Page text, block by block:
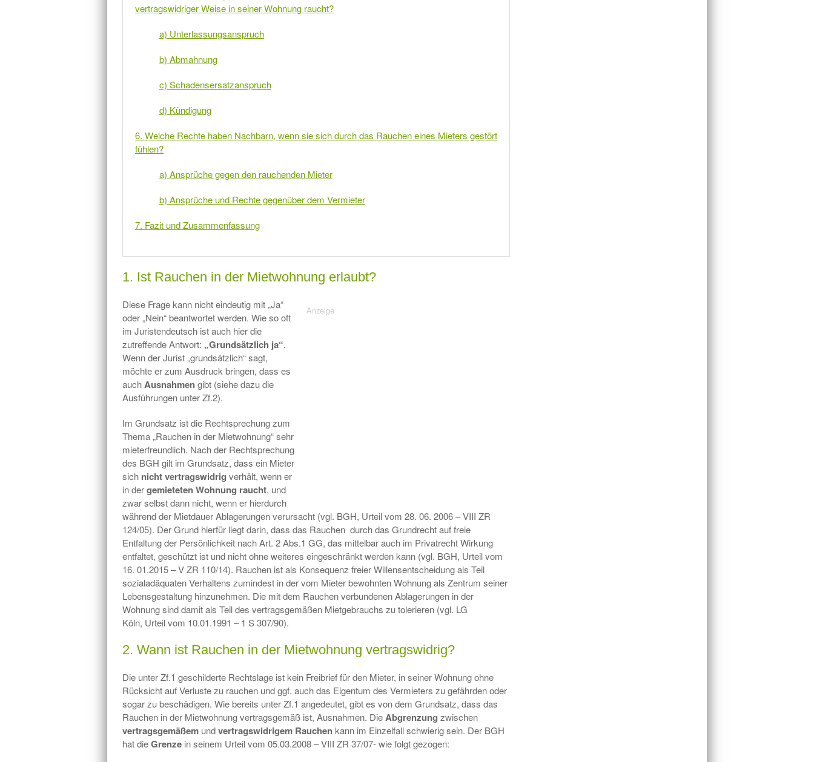
vertragswidriger Weise in seiner Wohnung raucht?
a) Unterlassungsanspruch
b) Abmahnung
c) Schadensersatzanspruch
d) Kündigung
6. Welche Rechte haben Nachbarn, wenn sie sich durch das Rauchen eines Mieters gestört
fühlen?
a) Ansprüche gegen den rauchenden Mieter
b) Ansprüche und Rechte gegenüber dem Vermieter
7. Fazit und Zusammenfassung
1. Ist Rauchen in der Mietwohnung erlaubt?
Diese Frage kann nicht eindeutig mit „Ja“
oder „Nein“ beantwortet werden. Wie so oft
im Juristendeutsch ist auch hier die
zutreffende Antwort: „Grundsätzlich ja“.
Wenn der Jurist „grundsätzlich“ sagt,
möchte er zum Ausdruck bringen, dass es
auchAusnahmengibt (siehe dazu die
Ausführungen unter Zf.2).
Im Grundsatz ist die Rechtsprechung zum
Thema „Rauchen in der Mietwohnung“ sehr
mieterfreundlich. Nach der Rechtsprechung
des BGH gilt im Grundsatz, dass ein Mieter
sich nicht vertragswidrig verhält, wenn er
in dergemieteten Wohnung raucht, und
zwar selbst dann nicht, wenn er hierdurch
während der Mietdauer Ablagerungen verursacht (vgl. BGH, Urteil vom 28. 06. 2006 – VIII ZR
124/05). Der Grund hierfür liegt darin, dass das Rauchen durch das Grundrecht auf freie
Entfaltung der Persönlichkeit nach Art. 2 Abs.1 GG, das mittelbar auch im Privatrecht Wirkung
entfaltet, geschützt ist und nicht ohne weiteres eingeschränkt werden kann (vgl. BGH, Urteil vom
16. 01.2015 – V ZR 110/14). Rauchen ist als Konsequenz freier Willensentscheidung als Teil
sozialadäquaten Verhaltens zumindest in der vom Mieter bewohnten Wohnung als Zentrum seiner
Lebensgestaltung hinzunehmen. Die mit dem Rauchen verbundenen Ablagerungen in der
Wohnung sind damit als Teil des vertragsgemäßen Mietgebrauchs zu tolerieren (vgl. LG
Köln, Urteil vom 10.01.1991 – 1 S 307/90).
2. Wann ist Rauchen in der Mietwohnung vertragswidrig?
Die unter Zf.1 geschilderte Rechtslage ist kein Freibrief für den Mieter, in seiner Wohnung ohne
Rücksicht auf Verluste zu rauchen und ggf. auch das Eigentum des Vermieters zu gefährden oder
sogar zu beschädigen. Wie bereits unter Zf.1 angedeutet, gibt es von dem Grundsatz, dass das
Rauchen in der Mietwohnung vertragsgemäß ist, Ausnahmen. DieAbgrenzung zwischen
vertragsgemäßem undvertragswidrigem Rauchen kann im Einzelfall schwierig sein. Der BGH
hat dieGrenze in seinem Urteil vom 05.03.2008 – VIII ZR 37/07- wie folgt gezogen: